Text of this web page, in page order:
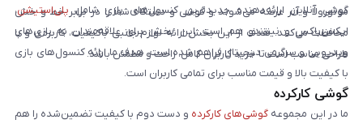
موتورولا و آنر عرضه می‌شوند و گوشی و دستگاه شما را در برابر خط و خش
محافظت می‌کنند. هدف از این بخش ارائه لوازم جانبی باکیفیت، کاربردی و با
طراحی مناسب است تا خرید کاربران کامل، راحت و مطمئن باشد.
گوشی آنلاین ارائه‌دهنده جدیدترین کنسول‌های بازی شامل پلی‌استیشن،
ایکس‌باکس و نینتندو هم است. این بخش برای علاقه‌مندان به بازی‌های
ویدیویی و سرگرمی دیجیتال فراهم شده است. هدف ما ارائه کنسول‌های بازی
با کیفیت بالا و قیمت مناسب برای تمامی کاربران است.
گوشی کارکرده
ما در این مجموعه گوشی‌های کارکرده و دست دوم با کیفیت تضمین‌شده را هم